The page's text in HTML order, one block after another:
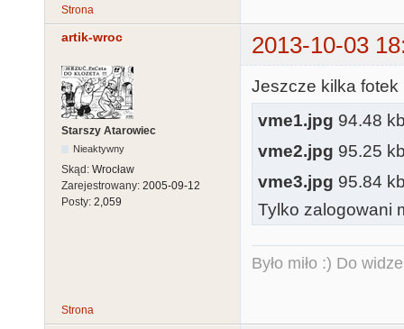
Strona
artik-wroc 2013-10-03
Starszy Atarowiec
Nieaktywny
Skąd: Wrocław
Zarejestrowany: 2005-09-12
Posty: 2,059
Jeszcze kilka fotek
vme1.jpg 94.48
vme2.jpg 95.25
vme3.jpg 95.84
Tylko zalogowani
Było miło :) Do
Strona